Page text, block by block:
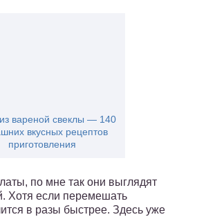
вареной свеклы — 140
вкусных рецептов
приготовления
по мне так они выглядят
Хотя если перемешать
в разы быстрее. Здесь уже